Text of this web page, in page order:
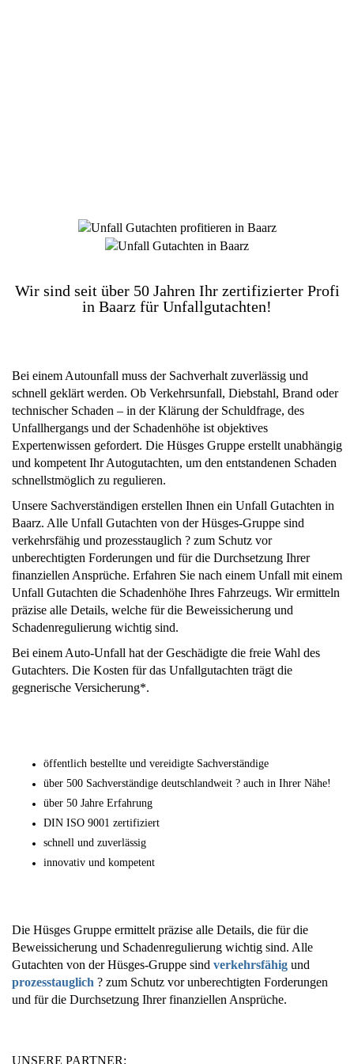
Wir sind seit über 50 Jahren Ihr zertifizierter Profi
in Baarz für Unfallgutachten!
Bei einem Autounfall muss der Sachverhalt zuverlässig und
schnell geklärt werden. Ob Verkehrsunfall, Diebstahl, Brand oder
technischer Schaden – in der Klärung der Schuldfrage, des
Unfallhergangs und der Schadenhöhe ist objektives
Expertenwissen gefordert. Die Hüsges Gruppe erstellt unabhängig
und kompetent Ihr Autogutachten, um den entstandenen Schaden
schnellstmöglich zu regulieren.
Unsere Sachverständigen erstellen Ihnen ein Unfall Gutachten in
Baarz. Alle Unfall Gutachten von der Hüsges-Gruppe sind
verkehrsfähig und prozesstauglich ? zum Schutz vor
unberechtigten Forderungen und für die Durchsetzung Ihrer
finanziellen Ansprüche. Erfahren Sie nach einem Unfall mit einem
Unfall Gutachten die Schadenhöhe Ihres Fahrzeugs. Wir ermitteln
präzise alle Details, welche für die Beweissicherung und
Schadenregulierung wichtig sind.
Bei einem Auto-Unfall hat der Geschädigte die freie Wahl des
Gutachters. Die Kosten für das Unfallgutachten trägt die
gegnerische Versicherung*.
öffentlich bestellte und vereidigte Sachverständige
über 500 Sachverständige deutschlandweit ? auch in Ihrer Nähe!
über 50 Jahre Erfahrung
DIN ISO 9001 zertifiziert
schnell und zuverlässig
innovativ und kompetent
Die Hüsges Gruppe ermittelt präzise alle Details, die für die
Beweissicherung und Schadenregulierung wichtig sind. Alle
Gutachten von der Hüsges-Gruppe sind verkehrsfähig und
prozesstauglich ? zum Schutz vor unberechtigten Forderungen
und für die Durchsetzung Ihrer finanziellen Ansprüche.
UNSERE PARTNER: